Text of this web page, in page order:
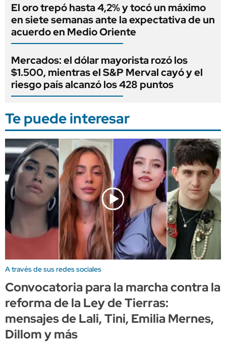
El oro trepó hasta 4,2% y tocó un máximo
en siete semanas ante la expectativa de un
acuerdo en Medio Oriente
Mercados: el dólar mayorista rozó los
$1.500, mientras el S&P Merval cayó y el
riesgo país alcanzó los 428 puntos
Te puede interesar
A través de sus redes sociales
Convocatoria para la marcha contra la
reforma de la Ley de Tierras:
mensajes de Lali, Tini, Emilia Mernes,
Dillom y más